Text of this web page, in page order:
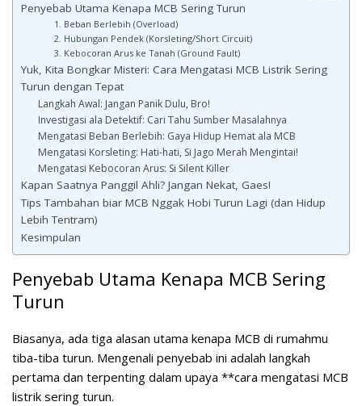
Penyebab Utama Kenapa MCB Sering Turun
1. Beban Berlebih (Overload)
2. Hubungan Pendek (Korsleting/Short Circuit)
3. Kebocoran Arus ke Tanah (Ground Fault)
Yuk, Kita Bongkar Misteri: Cara Mengatasi MCB Listrik Sering
Turun dengan Tepat
Langkah Awal: Jangan Panik Dulu, Bro!
Investigasi ala Detektif: Cari Tahu Sumber Masalahnya
Mengatasi Beban Berlebih: Gaya Hidup Hemat ala MCB
Mengatasi Korsleting: Hati-hati, Si Jago Merah Mengintai!
Mengatasi Kebocoran Arus: Si Silent Killer
Kapan Saatnya Panggil Ahli? Jangan Nekat, Gaes!
Tips Tambahan biar MCB Nggak Hobi Turun Lagi (dan Hidup
Lebih Tentram)
Kesimpulan
Penyebab Utama Kenapa MCB Sering
Turun
Biasanya, ada tiga alasan utama kenapa MCB di rumahmu
tiba-tiba turun. Mengenali penyebab ini adalah langkah
pertama dan terpenting dalam upaya **cara mengatasi MCB
listrik sering turun.